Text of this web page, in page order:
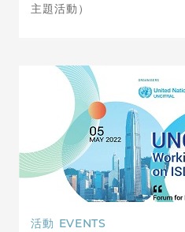
主題活動）
活動 EVENTS